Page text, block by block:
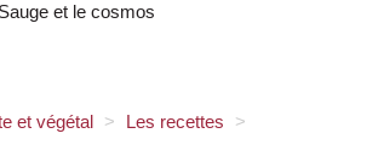
et le cosmos
et végétal > Les recettes >